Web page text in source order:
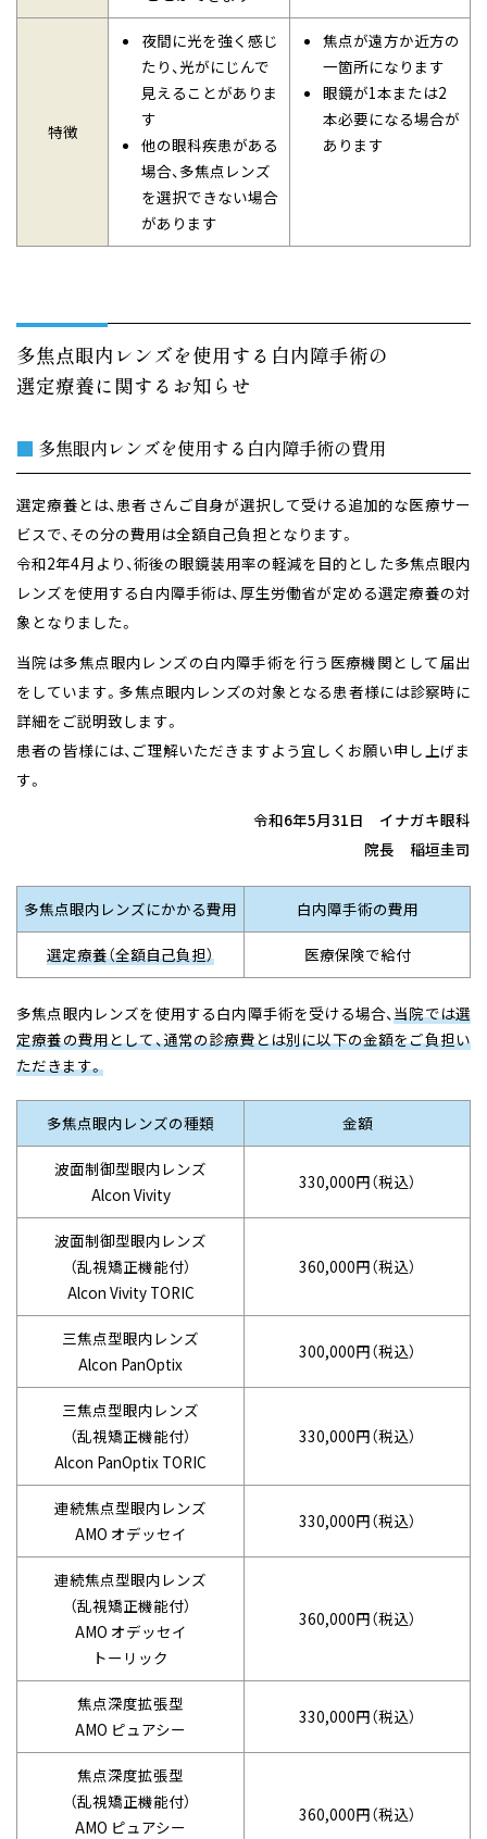
特徴
夜間に光を強く感じ
たり、光がにじんで
見えることがありま
す
他の眼科疾患がある
場合、多焦点レンズ
を選択できない場合
があります
焦点が遠方か近方の
一箇所になります
眼鏡が1本または2
本必要になる場合が
あります
多焦点眼内レンズを使用する白内障手術の
選定療養に関するお知らせ
■ 多焦眼内レンズを使用する白内障手術の費用
選定療養とは、患者さんご自身が選択して受ける追加的な医療サー
ビスで、その分の費用は全額自己負担となります。
令和2年4月より、術後の眼鏡装用率の軽減を目的とした多焦点眼内
レンズを使用する白内障手術は、厚生労働省が定める選定療養の対
象となりました。
当院は多焦点眼内レンズの白内障手術を行う医療機関として届出
をしています。 多焦点眼内レンズの対象となる患者様には診察時に
詳細をご説明致します。
患者の皆様には、ご理解いただきますよう宜しくお願い申し上げま
す。
令和6年5月31日 イナガキ眼科
院長 稲垣圭司
多焦点眼内レンズにかかる費用 白内障手術の費用
選定療養（全額自己負担） 医療保険で給付
多焦点眼内レンズを使用する白内障手術を受ける場合、当院では選
定療養の費用として、通常の診療費とは別に以下の金額をご負担い
ただきます。
多焦点眼内レンズの種類 金額
波面制御型眼内レンズ
Alcon Vivity
330,000円（税込）
波面制御型眼内レンズ
（乱視矯正機能付）
Alcon Vivity TORIC
360,000円（税込）
三焦点型眼内レンズ
Alcon PanOptix
300,000円（税込）
三焦点型眼内レンズ
（乱視矯正機能付）
Alcon PanOptix TORIC
330,000円（税込）
連続焦点型眼内レンズ
AMO オデッセイ
330,000円（税込）
連続焦点型眼内レンズ
（乱視矯正機能付）
AMO オデッセイ
トーリック
360,000円（税込）
焦点深度拡張型
AMO ピュアシー
330,000円（税込）
焦点深度拡張型
（乱視矯正機能付）
AMO ピュアシー
360,000円（税込）